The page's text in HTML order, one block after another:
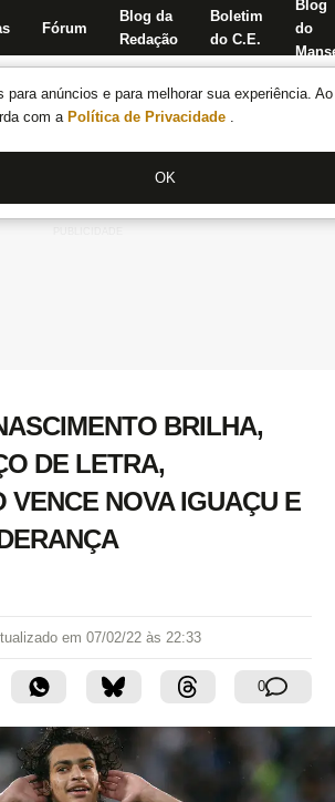
para anúncios e para melhorar sua experiência.
com a Política de Privacidade .
OK
Fórum
Blog da
Redação
Boletim
do C.E.
Blog
do
BRILHA,
DE LETRA,
VENCE NOVA IGUAÇU E
em 07/02/22 às 22:33
0